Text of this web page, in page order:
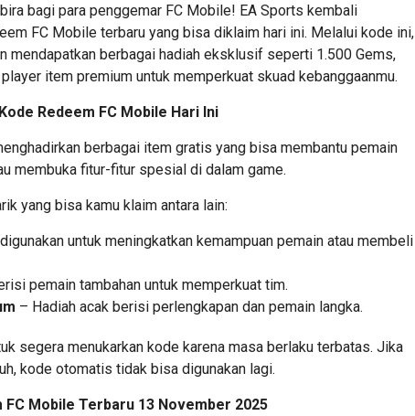
bagi para penggemar FC Mobile! EA Sports kembali
FC Mobile terbaru yang bisa diklaim hari ini. Melalui kode ini,
mendapatkan berbagai hadiah eksklusif seperti 1.500 Gems,
item premium untuk memperkuat skuad kebanggaanmu.
Redeem FC Mobile Hari Ini
berbagai item gratis yang bisa membantu pemain
membuka fitur-fitur spesial di dalam game.
yang bisa kamu klaim antara lain:
untuk meningkatkan kemampuan pemain atau membeli
pemain tambahan untuk memperkuat tim.
– Hadiah acak berisi perlengkapan dan pemain langka.
segera menukarkan kode karena masa berlaku terbatas. Jika
kode otomatis tidak bisa digunakan lagi.
FC Mobile Terbaru 13 November 2025